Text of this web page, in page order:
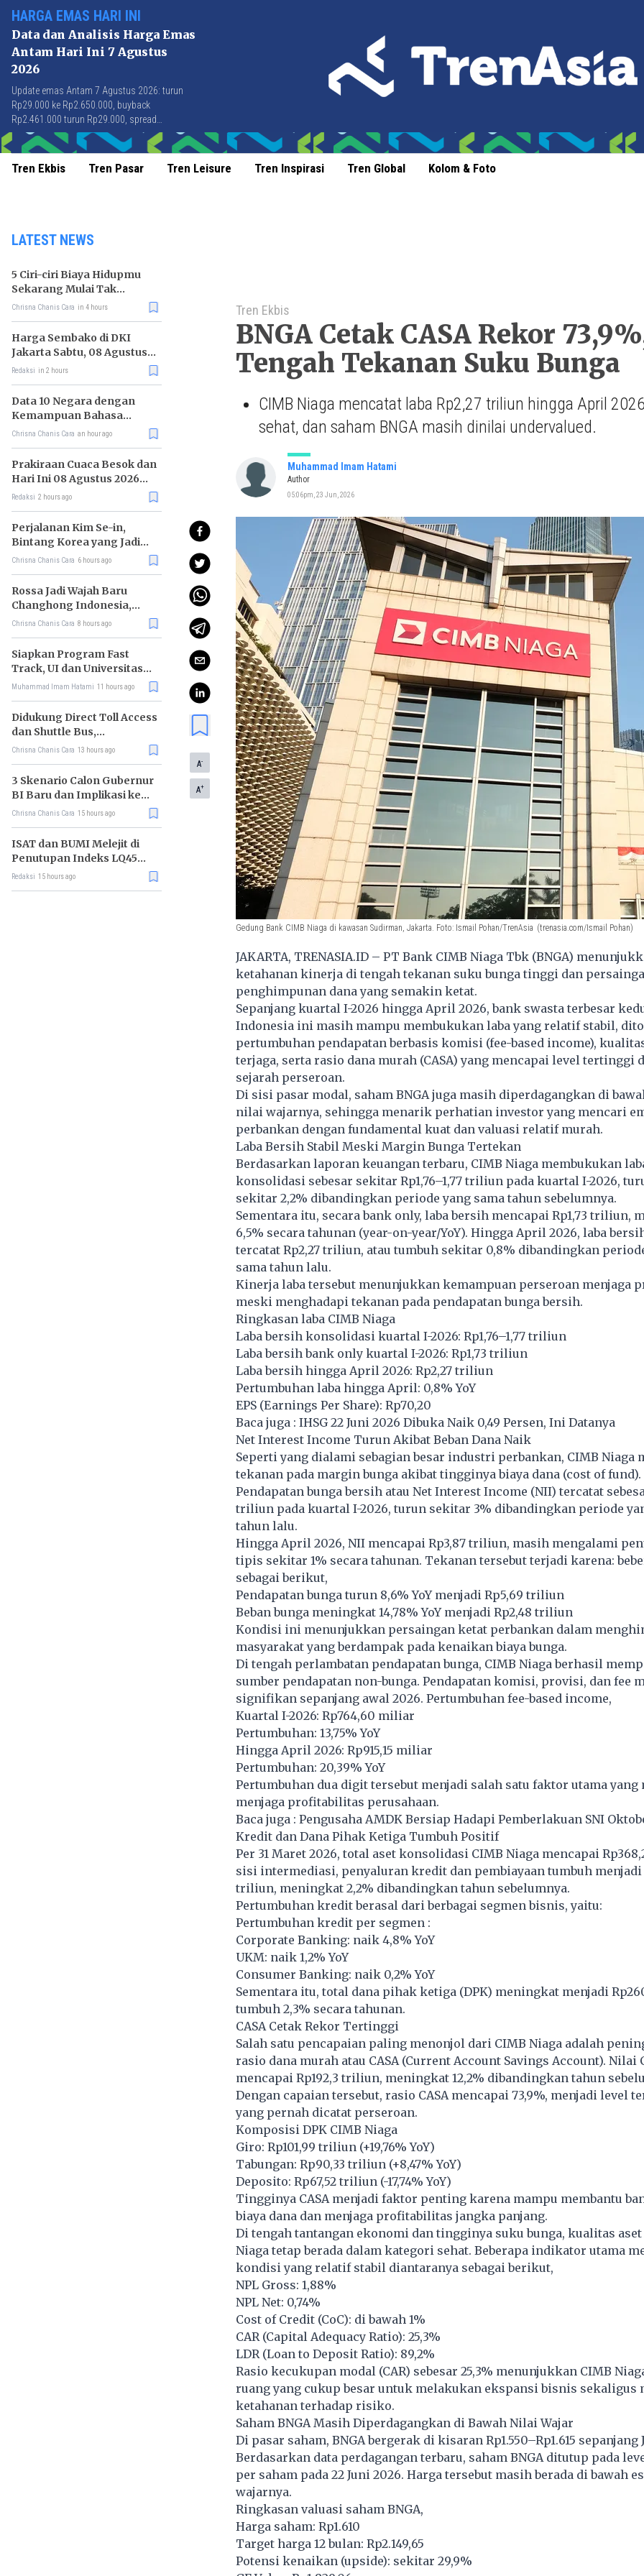
HARGA EMAS HARI INI
Data dan Analisis Harga Emas
Antam Hari Ini 7 Agustus
2026
Update emas Antam 7 Agustus 2026: turun
Rp29.000 ke Rp2.650.000, buyback
Rp2.461.000 turun Rp29.000, spread
Rp189.000 stabil di level terbaik sejak April
2026.
Tren Ekbis Tren Pasar Tren Leisure Tren Inspirasi Tren Global Kolom & Foto
LATEST NEWS
5 Ciri-ciri Biaya Hidupmu
Sekarang Mulai Tak
Terkendali
Chrisna Chanis Cara in 4 hours
Harga Sembako di DKI
Jakarta Sabtu, 08 Agustus
2026, Daging Kambing
Redaksi in 2 hours
Data 10 Negara dengan
Kemampuan Bahasa
Inggris Terbaik
Chrisna Chanis Cara an hour ago
Prakiraan Cuaca Besok dan
Hari Ini 08 Agustus 2026
untuk Wilayah DKI Jakarta
Redaksi 2 hours ago
Perjalanan Kim Se-in,
Bintang Korea yang Jadi
Kurir Makanan
Chrisna Chanis Cara 6 hours ago
Rossa Jadi Wajah Baru
Changhong Indonesia,
Garansi Produk Kini
Chrisna Chanis Cara 8 hours ago
Siapkan Program Fast
Track, UI dan Universitas
Agung Podomoro Jalin
Muhammad Imam Hatami 11 hours ago
Didukung Direct Toll Access
dan Shuttle Bus,
Paramount Petals Kian
Chrisna Chanis Cara 13 hours ago
3 Skenario Calon Gubernur
BI Baru dan Implikasi ke
Pasar
Chrisna Chanis Cara 15 hours ago
ISAT dan BUMI Melejit di
Penutupan Indeks LQ45
Hari Ini
Redaksi 15 hours ago
A-
A+
Tren Ekbis
BNGA Cetak CASA Rekor
Tengah Tekanan Suku Bunga
CIMB Niaga mencatat laba Rp2,27 triliun hingga April
sehat, dan saham BNGA masih dinilai undervalued.
Muhammad Imam Hatami
Author
05:06pm, 23 Jun, 2026
Gedung Bank CIMB Niaga di kawasan Sudirman, Jakarta. Foto: Ismail Pohan/TrenAsia (trenasia.com/Ismail Pohan)
JAKARTA, TRENASIA.ID – PT Bank CIMB Niaga Tbk (BNGA)
ketahanan kinerja di tengah tekanan suku bunga tinggi dan
penghimpunan dana yang semakin ketat.
Sepanjang kuartal I-2026 hingga April 2026, bank swasta terbesar
Indonesia ini masih mampu membukukan laba yang relatif stabil,
pertumbuhan pendapatan berbasis komisi (fee-based income),
terjaga, serta rasio dana murah (CASA) yang mencapai level tertinggi
sejarah perseroan.
Di sisi pasar modal, saham BNGA juga masih diperdagangkan di
nilai wajarnya, sehingga menarik perhatian investor yang mencari
perbankan dengan fundamental kuat dan valuasi relatif murah.
Laba Bersih Stabil Meski Margin Bunga Tertekan
Berdasarkan laporan keuangan terbaru, CIMB Niaga membukukan
konsolidasi sebesar sekitar Rp1,76–1,77 triliun pada kuartal I-2026,
sekitar 2,2% dibandingkan periode yang sama tahun sebelumnya.
Sementara itu, secara bank only, laba bersih mencapai Rp1,73 triliun,
6,5% secara tahunan (year-on-year/YoY). Hingga April 2026, laba
tercatat Rp2,27 triliun, atau tumbuh sekitar 0,8% dibandingkan
sama tahun lalu.
Kinerja laba tersebut menunjukkan kemampuan perseroan menjaga
meski menghadapi tekanan pada pendapatan bunga bersih.
Ringkasan laba CIMB Niaga
Laba bersih konsolidasi kuartal I-2026: Rp1,76–1,77 triliun
Laba bersih bank only kuartal I-2026: Rp1,73 triliun
Laba bersih hingga April 2026: Rp2,27 triliun
Pertumbuhan laba hingga April: 0,8% YoY
EPS (Earnings Per Share): Rp70,20
Baca juga : IHSG 22 Juni 2026 Dibuka Naik 0,49 Persen, Ini Datanya
Net Interest Income Turun Akibat Beban Dana Naik
Seperti yang dialami sebagian besar industri perbankan, CIMB Niaga
tekanan pada margin bunga akibat tingginya biaya dana (cost of fund).
Pendapatan bunga bersih atau Net Interest Income (NII) tercatat
triliun pada kuartal I-2026, turun sekitar 3% dibandingkan periode
tahun lalu.
Hingga April 2026, NII mencapai Rp3,87 triliun, masih mengalami
tipis sekitar 1% secara tahunan. Tekanan tersebut terjadi karena:
sebagai berikut,
Pendapatan bunga turun 8,6% YoY menjadi Rp5,69 triliun
Beban bunga meningkat 14,78% YoY menjadi Rp2,48 triliun
Kondisi ini menunjukkan persaingan ketat perbankan dalam
masyarakat yang berdampak pada kenaikan biaya bunga.
Di tengah perlambatan pendapatan bunga, CIMB Niaga berhasil
sumber pendapatan non-bunga. Pendapatan komisi, provisi, dan fee
signifikan sepanjang awal 2026. Pertumbuhan fee-based income,
Kuartal I-2026: Rp764,60 miliar
Pertumbuhan: 13,75% YoY
Hingga April 2026: Rp915,15 miliar
Pertumbuhan: 20,39% YoY
Pertumbuhan dua digit tersebut menjadi salah satu faktor utama yang
menjaga profitabilitas perusahaan.
Baca juga : Pengusaha AMDK Bersiap Hadapi Pemberlakuan SNI
Kredit dan Dana Pihak Ketiga Tumbuh Positif
Per 31 Maret 2026, total aset konsolidasi CIMB Niaga mencapai
sisi intermediasi, penyaluran kredit dan pembiayaan tumbuh menjadi
triliun, meningkat 2,2% dibandingkan tahun sebelumnya.
Pertumbuhan kredit berasal dari berbagai segmen bisnis, yaitu:
Pertumbuhan kredit per segmen :
Corporate Banking: naik 4,8% YoY
UKM: naik 1,2% YoY
Consumer Banking: naik 0,2% YoY
Sementara itu, total dana pihak ketiga (DPK) meningkat menjadi
tumbuh 2,3% secara tahunan.
CASA Cetak Rekor Tertinggi
Salah satu pencapaian paling menonjol dari CIMB Niaga adalah
rasio dana murah atau CASA (Current Account Savings Account). Nilai
mencapai Rp192,3 triliun, meningkat 12,2% dibandingkan tahun
Dengan capaian tersebut, rasio CASA mencapai 73,9%, menjadi level
yang pernah dicatat perseroan.
Komposisi DPK CIMB Niaga
Giro: Rp101,99 triliun (+19,76% YoY)
Tabungan: Rp90,33 triliun (+8,47% YoY)
Deposito: Rp67,52 triliun (-17,74% YoY)
Tingginya CASA menjadi faktor penting karena mampu membantu
biaya dana dan menjaga profitabilitas jangka panjang.
Di tengah tantangan ekonomi dan tingginya suku bunga, kualitas aset
Niaga tetap berada dalam kategori sehat. Beberapa indikator utama
kondisi yang relatif stabil diantaranya sebagai berikut,
NPL Gross: 1,88%
NPL Net: 0,74%
Cost of Credit (CoC): di bawah 1%
CAR (Capital Adequacy Ratio): 25,3%
LDR (Loan to Deposit Ratio): 89,2%
Rasio kecukupan modal (CAR) sebesar 25,3% menunjukkan CIMB
ruang yang cukup besar untuk melakukan ekspansi bisnis sekaligus
ketahanan terhadap risiko.
Saham BNGA Masih Diperdagangkan di Bawah Nilai Wajar
Di pasar saham, BNGA bergerak di kisaran Rp1.550–Rp1.615 sepanjang
Berdasarkan data perdagangan terbaru, saham BNGA ditutup pada
per saham pada 22 Juni 2026. Harga tersebut masih berada di bawah
wajarnya.
Ringkasan valuasi saham BNGA,
Harga saham: Rp1.610
Target harga 12 bulan: Rp2.149,65
Potensi kenaikan (upside): sekitar 29,9%